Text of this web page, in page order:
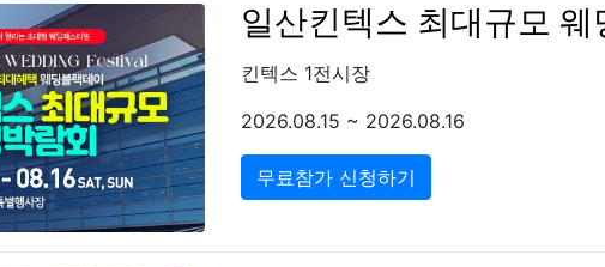
일산킨텍스 최대규모 웨
킨텍스 1전시장
2026.08.15 ~ 2026.08.16
무료참가 신청하기